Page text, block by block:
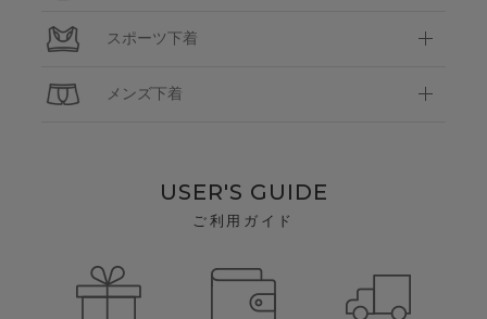
スポーツ下着
メンズ下着
USER'S GUIDE
ご利用ガイド